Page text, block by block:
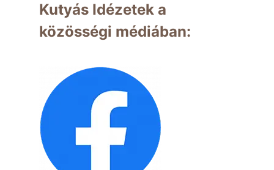
Kutyás Idézetek a
közösségi médiában: